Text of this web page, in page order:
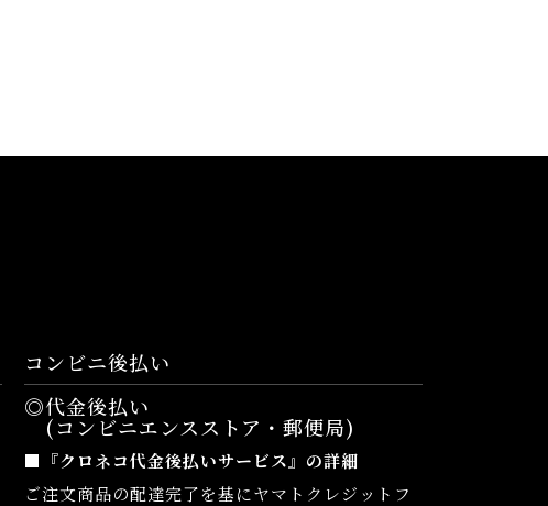
コンビニ後払い
◎代金後払い
(コンビニエンスストア・郵便局)
■『クロネコ代金後払いサービス』の詳細
ご注文商品の配達完了を基にヤマトクレジットフ